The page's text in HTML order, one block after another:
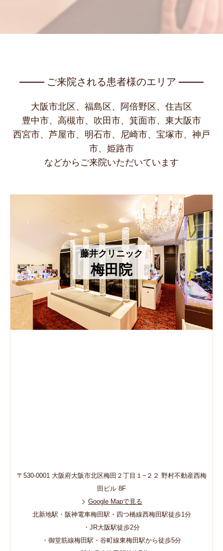
ご来院される患者様のエリア
大阪市北区、福島区、阿倍野区、住吉区
豊中市、高槻市、吹田市、箕面市、東大阪市
西宮市、芦屋市、明石市、尼崎市、宝塚市、神戸
市、姫路市
などからご来院いただいています
藤井クリニック
梅田院
〒530-0001 大阪府大阪市北区梅田２丁目１−２２ 野村不動産西梅
田ビル 8F
Google Mapで見る
北新地駅・阪神電車梅田駅・四つ橋線西梅田駅徒歩1分
・JR大阪駅徒歩2分
・御堂筋線梅田駅・谷町線東梅田駅から徒歩5分